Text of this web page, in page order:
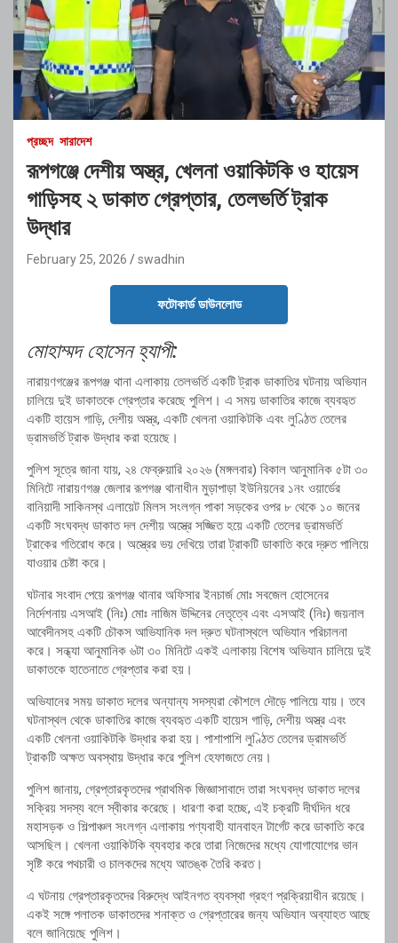
প্রচ্ছদ সারাদেশ
রূপগঞ্জে দেশীয় অস্ত্র, খেলনা ওয়াকিটকি ও হায়েস
গাড়িসহ ২ ডাকাত গ্রেপ্তার, তেলভর্তি ট্রাক
উদ্ধার
February 25, 2026 swadhin
ফটোকার্ড ডাউনলোড
মোহাম্মদ হোসেন হ্যাপী:
নারায়ণগঞ্জেররূপগঞ্জ থানা এলাকায় তেলভর্তি একটি ট্রাক ডাকাতির ঘটনায় অভিযান
চালিয়ে দুই ডাকাতকে গ্রেপ্তার করেছে পুলিশ। এ সময় ডাকাতির কাজে ব্যবহৃত
একটি হায়েস গাড়ি, দেশীয় অস্ত্র, একটি খেলনা ওয়াকিটকি এবং লুণ্ঠিত তেলের
ড্রামভর্তি ট্রাক উদ্ধার করা হয়েছে।
পুলিশ সূত্রে জানা যায়, ২৪ ফেব্রুয়ারি ২০২৬ (মঙ্গলবার) বিকাল আনুমানিক ৫টা ৩০
মিনিটে নারায়ণগঞ্জ জেলার রূপগঞ্জ থানাধীন মুড়াপাড়া ইউনিয়নের ১নং ওয়ার্ডের
বানিয়াদী সাকিনস্থ এলায়েট মিলস সংলগ্ন পাকা সড়কের ওপর ৮ থেকে ১০ জনের
একটি সংঘবদ্ধ ডাকাত দল দেশীয় অস্ত্রে সজ্জিত হয়ে একটি তেলের ড্রামভর্তি
ট্রাকের গতিরোধ করে। অস্ত্রের ভয় দেখিয়ে তারা ট্রাকটি ডাকাতি করে দ্রুত পালিয়ে
যাওয়ার চেষ্টা করে।
ঘটনার সংবাদ পেয়ে রূপগঞ্জ থানার অফিসার ইনচার্জ মোঃ সবজেল হোসেনের
নির্দেশনায় এসআই (নিঃ) মোঃ নাজিম উদ্দিনের নেতৃত্বে এবং এসআই (নিঃ) জয়নাল
আবেদীনসহ একটি চৌকস আভিযানিক দল দ্রুত ঘটনাস্থলে অভিযান পরিচালনা
করে। সন্ধ্যা আনুমানিক ৬টা ৩০ মিনিটে একই এলাকায় বিশেষ অভিযান চালিয়ে দুই
ডাকাতকে হাতেনাতে গ্রেপ্তার করা হয়।
অভিযানের সময় ডাকাত দলের অন্যান্য সদস্যরা কৌশলে দৌড়ে পালিয়ে যায়। তবে
ঘটনাস্থল থেকে ডাকাতির কাজে ব্যবহৃত একটি হায়েস গাড়ি, দেশীয় অস্ত্র এবং
একটি খেলনা ওয়াকিটকি উদ্ধার করা হয়। পাশাপাশি লুণ্ঠিত তেলের ড্রামভর্তি
ট্রাকটি অক্ষত অবস্থায় উদ্ধার করে পুলিশ হেফাজতে নেয়।
পুলিশ জানায়, গ্রেপ্তারকৃতদের প্রাথমিক জিজ্ঞাসাবাদে তারা সংঘবদ্ধ ডাকাত দলের
সক্রিয় সদস্য বলে স্বীকার করেছে। ধারণা করা হচ্ছে, এই চক্রটি দীর্ঘদিন ধরে
মহাসড়ক ও শিল্পাঞ্চল সংলগ্ন এলাকায় পণ্যবাহী যানবাহন টার্গেট করে ডাকাতি করে
আসছিল। খেলনা ওয়াকিটকি ব্যবহার করে তারা নিজেদের মধ্যে যোগাযোগের ভান
সৃষ্টি করে পথচারী ও চালকদের মধ্যে আতঙ্ক তৈরি করত।
এ ঘটনায় গ্রেপ্তারকৃতদের বিরুদ্ধে আইনগত ব্যবস্থা গ্রহণ প্রক্রিয়াধীন রয়েছে।
একই সঙ্গে পলাতক ডাকাতদের শনাক্ত ও গ্রেপ্তারের জন্য অভিযান অব্যাহত আছে
বলে জানিয়েছে পুলিশ।